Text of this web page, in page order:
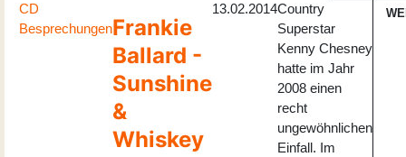
CD
BesprechungenFrankie
Ballard -
Sunshine
&
Whiskey
13.02.2014Country
Superstar
Kenny Chesney
hatte im Jahr
2008 einen
recht
ungewöhnlichen
Einfall. Im